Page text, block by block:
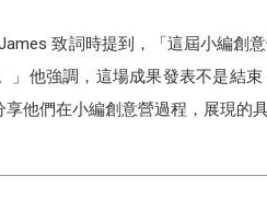
致詞時提到，「這屆小編創
他強調，這場成果發表不是結
他們在小編創意營過程，展現的具